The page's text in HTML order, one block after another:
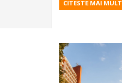
CITESTE MAI MULT